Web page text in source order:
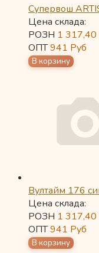
Супервош
Цена склада:
РОЗН 1 317,40
ОПТ941 Руб
Вултайм 176
Цена склада:
РОЗН 1 317,40
ОПТ941 Руб